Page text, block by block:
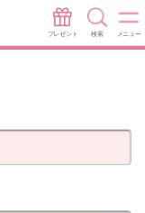
プレゼント 検索 メニュー